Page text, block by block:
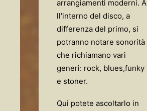
arrangiamenti moderni. A
ll'interno del disco, a
differenza del primo, si
potranno notare sonorità
che richiamano vari
generi: rock, blues,funky
e stoner.
Qui potete ascoltarlo in